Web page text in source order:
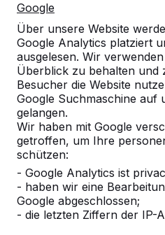
Google
Über unsere Website
Google Analytics platziert
ausgelesen. Wir
Überblick zu behalten und
Besucher die Website
Google Suchmaschine auf
gelangen.
Wir haben mit Google
getroffen, um Ihre
schützen:
- Google Analytics ist
- haben wir eine
Google abgeschlossen;
- die letzten Ziffern der IP-
der unseren Hausmeister
Aufstellung und
unterstützt hat.
10
Die Produkte sind
pflegeleicht.
10